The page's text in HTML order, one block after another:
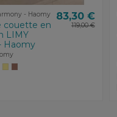
- Haomy
couette en
LIMY
Haomy
83,30 €
119,00 €